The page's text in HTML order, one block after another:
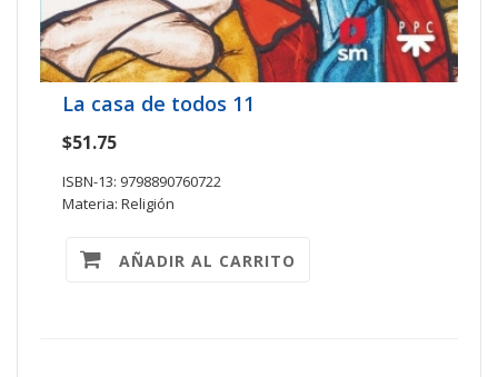
La casa de todos 11
$51.75
ISBN-13: 9798890760722
Materia: Religión
AÑADIR AL CARRITO